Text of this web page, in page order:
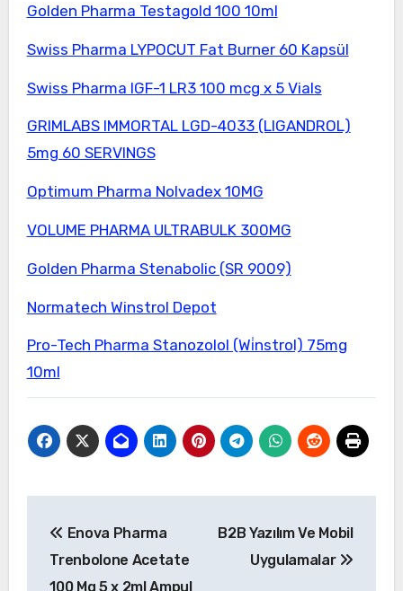
Golden Pharma Testagold 100 10ml
Swiss Pharma LYPOCUT Fat Burner 60 Kapsül
Swiss Pharma IGF-1 LR3 100 mcg x 5 Vials
GRIMLABS IMMORTAL LGD-4033 (LIGANDROL)
5mg 60 SERVINGS
Optimum Pharma Nolvadex 10MG
VOLUME PHARMA ULTRABULK 300MG
Golden Pharma Stenabolic (SR 9009)
Normatech Winstrol Depot
Pro-Tech Pharma Stanozolol (Wi̇nstrol) 75mg
10ml
gezinmesi
Enova Pharma
Trenbolone Acetate
100 Mg 5 x 2ml Ampul
B2B Yazılım Ve Mobil
Uygulamalar